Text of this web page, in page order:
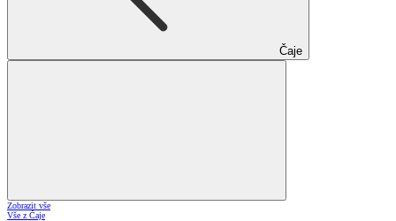
Čaje
Zobrazit vše
Vše z Čaje